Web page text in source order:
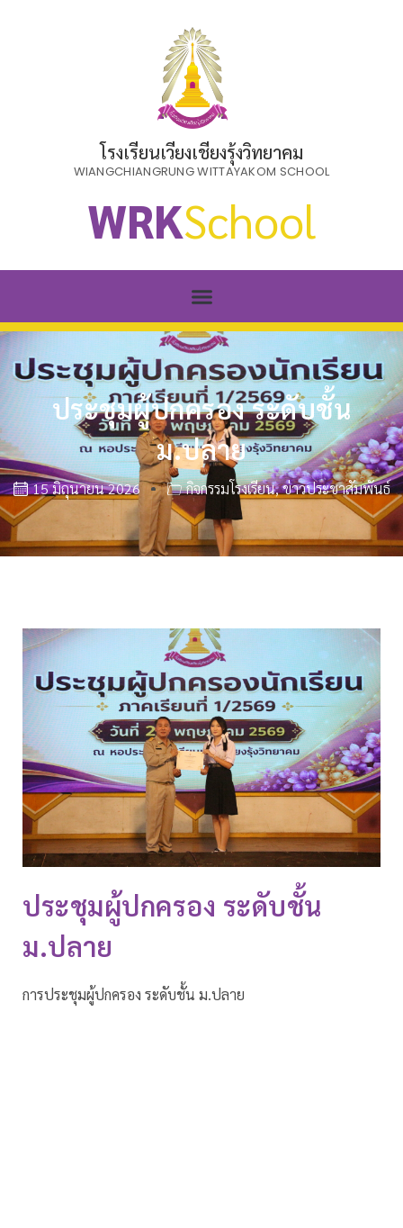
โรงเรียนเวียงเชียงรุ้งวิทยาคม
WIANGCHIANGRUNG WITTAYAKOM SCHOOL
WRKSchool
ประชุมผู้ปกครอง ระดับชั้น
ม.ปลาย
15 มิถุนายน 2026 กิจกรรมโรงเรียน,ข่าวประชาสัมพันธ์
ประชุมผู้ปกครอง ระดับชั้น
ม.ปลาย
การประชุมผู้ปกครอง ระดับชั้น ม.ปลาย